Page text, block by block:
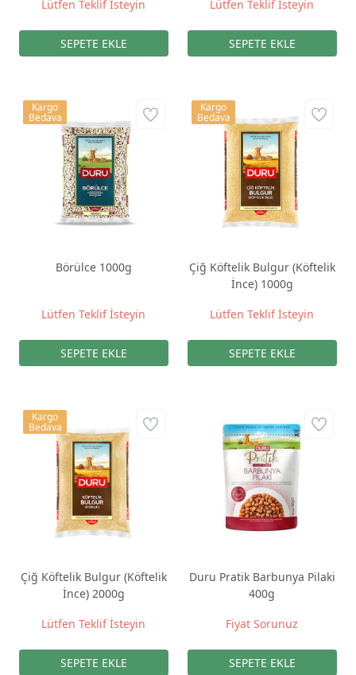
Lütfen Teklif İsteyin Lütfen Teklif İsteyin
Börülce 1000g
Lütfen Teklif İsteyin
Kargo
Bedava
Çiğ Köftelik Bulgur (Köftelik
İnce) 1000g
Lütfen Teklif İsteyin
Kargo
Bedava
Çiğ Köftelik Bulgur (Köftelik
İnce) 2000g
Lütfen Teklif İsteyin
Kargo
Bedava
Duru Pratik Barbunya Pilaki
400g
Fiyat Sorunuz